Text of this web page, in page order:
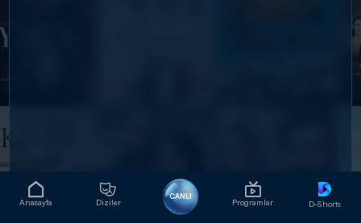
Anasayfa Diziler
CANLI
Programlar D-Shorts